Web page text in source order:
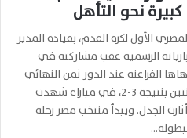
الأول لكرة القدم، بقيادة المدير
الرسمية عقب مشاركته في
2026، والتي أنهاها الفراعنة عند الدور ثمن النهائي
بعد خسارة مثيرة أمام منتخب الأرجنتين بنتيجة 3-2، في مباراة شهدت
الجدل. ويبدأ منتخب مصر رحلة